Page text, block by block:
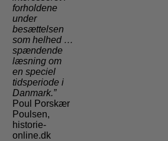
forholdene
under
besættelsen
som helhed …
spændende
læsning om
en speciel
tidsperiode i
Danmark.”
Poul Porskær
Poulsen,
historie-
online.dk